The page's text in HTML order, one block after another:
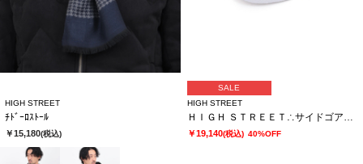
HIGH STREET
ﾁﾄﾞｰﾛｽﾄｰﾙ
￥15,180(税込)
SALE
HIGH STREET
ＨＩＧＨ ＳＴＲＥＥＴ∴サイドゴアハイカットカタオシドレススニーカー
￥19,140(税込) 40%OFF